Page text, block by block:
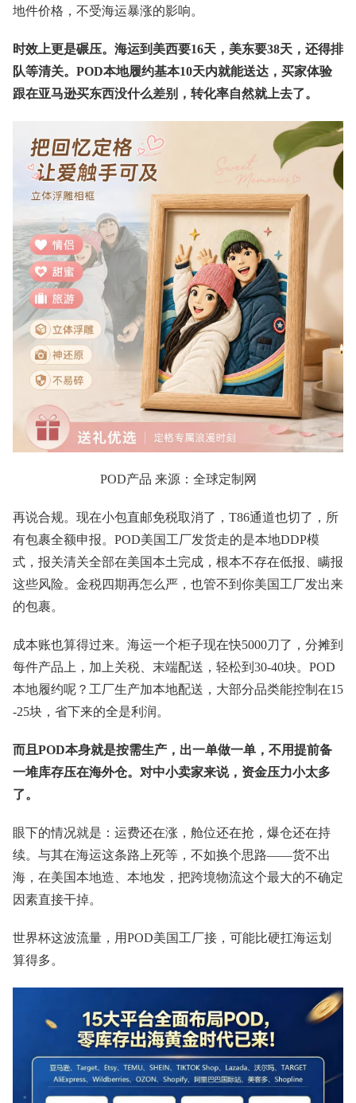
地件价格，不受海运暴涨的影响。
时效上更是碾压。海运到美西要16天，美东要38天，还得排
队等清关。POD本地履约基本10天内就能送达，买家体验
跟在亚马逊买东西没什么差别，转化率自然就上去了。
POD产品 来源：全球定制网
再说合规。现在小包直邮免税取消了，T86通道也切了，所
有包裹全额申报。POD美国工厂发货走的是本地DDP模
式，报关清关全部在美国本土完成，根本不存在低报、瞒报
这些风险。金税四期再怎么严，也管不到你美国工厂发出来
的包裹。
成本账也算得过来。海运一个柜子现在快5000刀了，分摊到
每件产品上，加上关税、末端配送，轻松到30-40块。POD
本地履约呢？工厂生产加本地配送，大部分品类能控制在15
-25块，省下来的全是利润。
而且POD本身就是按需生产，出一单做一单，不用提前备
一堆库存压在海外仓。对中小卖家来说，资金压力小太多
了。
眼下的情况就是：运费还在涨，舱位还在抢，爆仓还在持
续。与其在海运这条路上死等，不如换个思路——货不出
海，在美国本地造、本地发，把跨境物流这个最大的不确定
因素直接干掉。
世界杯这波流量，用POD美国工厂接，可能比硬扛海运划
算得多。